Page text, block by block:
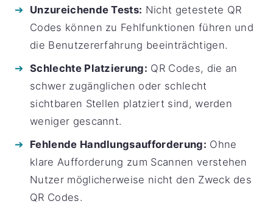
Unzureichende Tests: Nicht getestete QR
Codes können zu Fehlfunktionen führen und
die Benutzererfahrung beeinträchtigen.
Schlechte Platzierung: QR Codes, die an
schwer zugänglichen oder schlecht
sichtbaren Stellen platziert sind, werden
weniger gescannt.
Fehlende Handlungsaufforderung: Ohne
klare Aufforderung zum Scannen verstehen
Nutzer möglicherweise nicht den Zweck des
QR Codes.